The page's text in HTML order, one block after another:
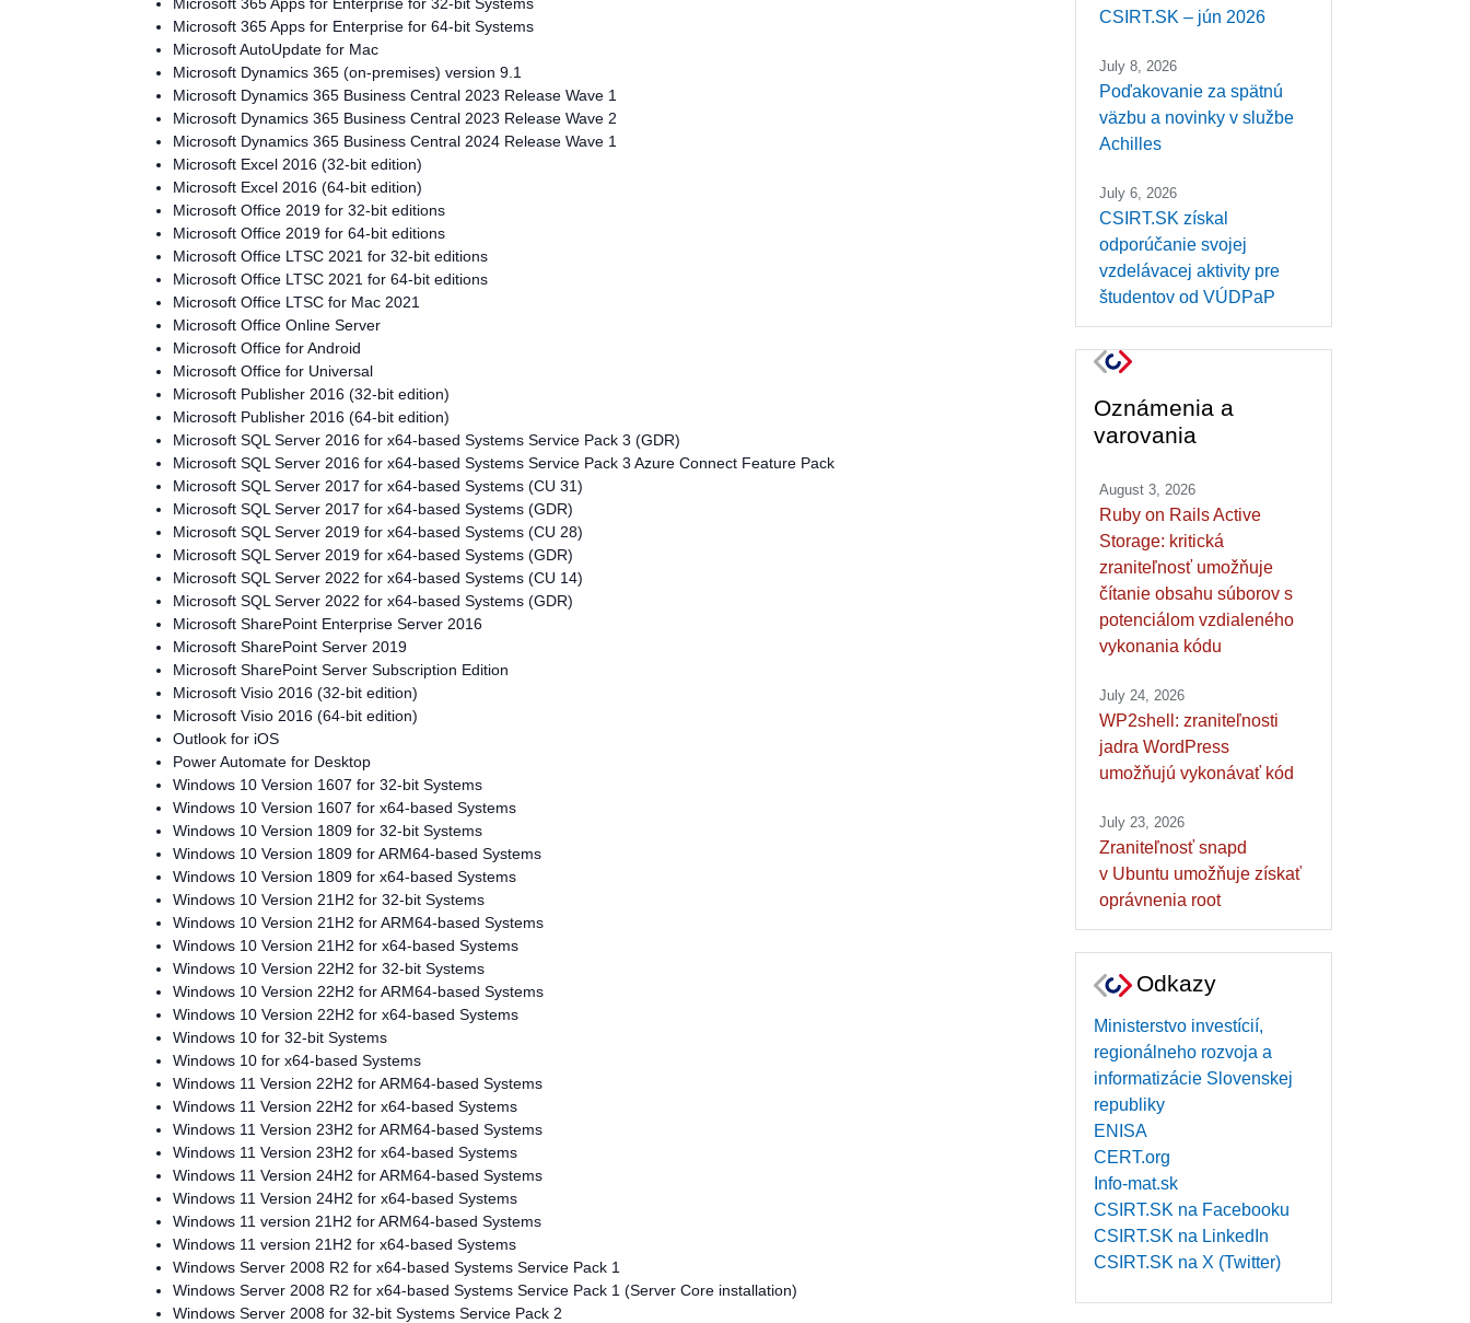
Microsoft 365 Apps for Enterprise for 64-bit Systems
Microsoft AutoUpdate for Mac
Microsoft Dynamics 365 (on-premises) version 9.1
Microsoft Dynamics 365 Business Central 2023 Release Wave 1
Microsoft Dynamics 365 Business Central 2023 Release Wave 2
Microsoft Dynamics 365 Business Central 2024 Release Wave 1
Microsoft Excel 2016 (32-bit edition)
Microsoft Excel 2016 (64-bit edition)
Microsoft Office 2019 for 32-bit editions
Microsoft Office 2019 for 64-bit editions
Microsoft Office LTSC 2021 for 32-bit editions
Microsoft Office LTSC 2021 for 64-bit editions
Microsoft Office LTSC for Mac 2021
Microsoft Office Online Server
Microsoft Office for Android
Microsoft Office for Universal
Microsoft Publisher 2016 (32-bit edition)
Microsoft Publisher 2016 (64-bit edition)
Microsoft SQL Server 2016 for x64-based Systems Service Pack 3 (GDR)
Microsoft SQL Server 2016 for x64-based Systems Service Pack 3 Azure Connect Feature Pack
Microsoft SQL Server 2017 for x64-based Systems (CU 31)
Microsoft SQL Server 2017 for x64-based Systems (GDR)
Microsoft SQL Server 2019 for x64-based Systems (CU 28)
Microsoft SQL Server 2019 for x64-based Systems (GDR)
Microsoft SQL Server 2022 for x64-based Systems (CU 14)
Microsoft SQL Server 2022 for x64-based Systems (GDR)
Microsoft SharePoint Enterprise Server 2016
Microsoft SharePoint Server 2019
Microsoft SharePoint Server Subscription Edition
Microsoft Visio 2016 (32-bit edition)
Microsoft Visio 2016 (64-bit edition)
Outlook for iOS
Power Automate for Desktop
Windows 10 Version 1607 for 32-bit Systems
Windows 10 Version 1607 for x64-based Systems
Windows 10 Version 1809 for 32-bit Systems
Windows 10 Version 1809 for ARM64-based Systems
Windows 10 Version 1809 for x64-based Systems
Windows 10 Version 21H2 for 32-bit Systems
Windows 10 Version 21H2 for ARM64-based Systems
Windows 10 Version 21H2 for x64-based Systems
Windows 10 Version 22H2 for 32-bit Systems
Windows 10 Version 22H2 for ARM64-based Systems
Windows 10 Version 22H2 for x64-based Systems
Windows 10 for 32-bit Systems
Windows 10 for x64-based Systems
Windows 11 Version 22H2 for ARM64-based Systems
Windows 11 Version 22H2 for x64-based Systems
Windows 11 Version 23H2 for ARM64-based Systems
Windows 11 Version 23H2 for x64-based Systems
Windows 11 Version 24H2 for ARM64-based Systems
Windows 11 Version 24H2 for x64-based Systems
Windows 11 version 21H2 for ARM64-based Systems
Windows 11 version 21H2 for x64-based Systems
Windows Server 2008 R2 for x64-based Systems Service Pack 1
Windows Server 2008 R2 for x64-based Systems Service Pack 1 (Server Core installation)
Windows Server 2008 for 32-bit Systems Service Pack 2
CSIRT.SK – jún 2026
July 8, 2026
Poďakovanie za spätnú
väzbu a novinky v službe
Achilles
July 6, 2026
CSIRT.SK získal
odporúčanie svojej
vzdelávacej aktivity pre
študentov od VÚDPaP
Oznámenia a
varovania
August 3, 2026
Ruby on Rails Active
Storage: kritická
zraniteľnosť umožňuje
čítanie obsahu súborov s
potenciálom vzdialeného
vykonania kódu
July 24, 2026
WP2shell: zraniteľnosti
jadra WordPress
umožňujú vykonávať kód
July 23, 2026
Zraniteľnosť snapd
v Ubuntu umožňuje získať
oprávnenia root
Odkazy
Ministerstvo investícií,
regionálneho rozvoja a
informatizácie Slovenskej
republiky
ENISA
CERT.org
Info-mat.sk
CSIRT.SK na Facebooku
CSIRT.SK na LinkedIn
CSIRT.SK na X (Twitter)